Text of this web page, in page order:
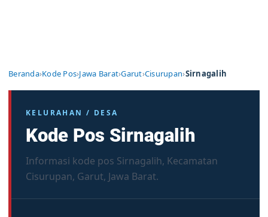
Beranda›Kode Pos›Jawa Barat›Garut›Cisurupan›Sirnagalih
KELURAHAN / DESA
Kode Pos Sirnagalih
Informasi kode pos Sirnagalih, Kecamatan
Cisurupan, Garut, Jawa Barat.